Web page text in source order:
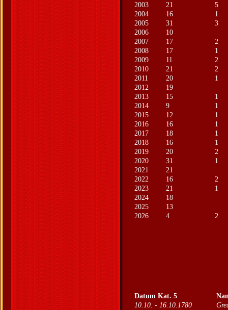
2003
21
5
2004
16
1
2005
31
3
2006
10
2007
17
2
2008
17
1
2009
11
2
2010
21
2
2011
20
1
2012
19
2013
15
1
2014
9
1
2015
12
1
2016
16
1
2017
18
1
2018
16
1
2019
20
2
2020
31
1
2021
21
2022
16
2
2023
21
1
2024
18
2025
13
2026
4 2
Datum Kat. 5
10.10. - 16.10.1780